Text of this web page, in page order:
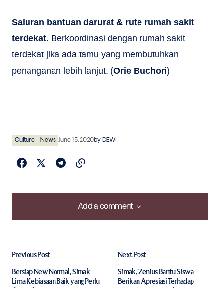
Saluran bantuan darurat & rute rumah sakit
terdekat. Berkoordinasi dengan rumah sakit
terdekat jika ada tamu yang membutuhkan
penanganan lebih lanjut. (Orie Buchori)
Culture News June 15, 2020by DEWI
Add a comment
Add a comment
Required fields are marked*
Previous Post
Bersiap New Normal, Simak
Lima Kebiasaan Baik yang Perlu
Next Post
Simak, Zenius Bantu Siswa
Berikan Apresiasi Terhadap